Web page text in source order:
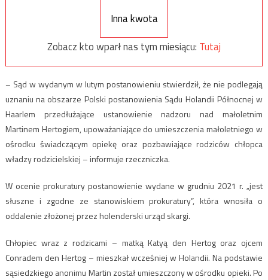
Inna kwota
Zobacz kto wparł nas tym miesiącu: Tutaj
– Sąd w wydanym w lutym postanowieniu stwierdził, że nie podlegają
uznaniu na obszarze Polski postanowienia Sądu Holandii Północnej w
Haarlem przedłużające ustanowienie nadzoru nad małoletnim
Martinem Hertogiem, upoważaniające do umieszczenia małoletniego w
ośrodku świadczącym opiekę oraz pozbawiające rodziców chłopca
władzy rodzicielskiej – informuje rzeczniczka.
W ocenie prokuratury postanowienie wydane w grudniu 2021 r. „jest
słuszne i zgodne ze stanowiskiem prokuratury”, która wnosiła o
oddalenie złożonej przez holenderski urząd skargi.
Chłopiec wraz z rodzicami – matką Katyą den Hertog oraz ojcem
Conradem den Hertog – mieszkał wcześniej w Holandii. Na podstawie
sąsiedzkiego anonimu Martin został umieszczony w ośrodku opieki. Po